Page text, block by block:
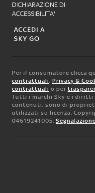
DICHIARAZIONE DI
ACCESSIBILITA'
ACCEDI A
SKY GO
Per il consumatore clicca
contrattuali, Privacy &
contrattuali o per
Tutti i marchi Sky e i
contenuti, sono di
utilizzati su licenza.
04619241005.